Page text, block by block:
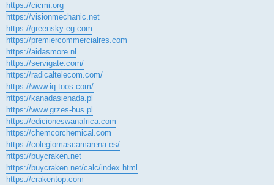
https://cicmi.org
https://visionmechanic.net
https://greensky-eg.com
https://premiercommercialres.com
https://aidasmore.nl
https://servigate.com/
https://radicaltelecom.com/
https://www.iq-toos.com/
https://kanadasienada.pl
https://www.grzes-bus.pl
https://edicioneswanafrica.com
https://chemcorchemical.com
https://colegiomascamarena.es/
https://buycraken.net
https://buycraken.net/calc/index.html
https://crakentop.com